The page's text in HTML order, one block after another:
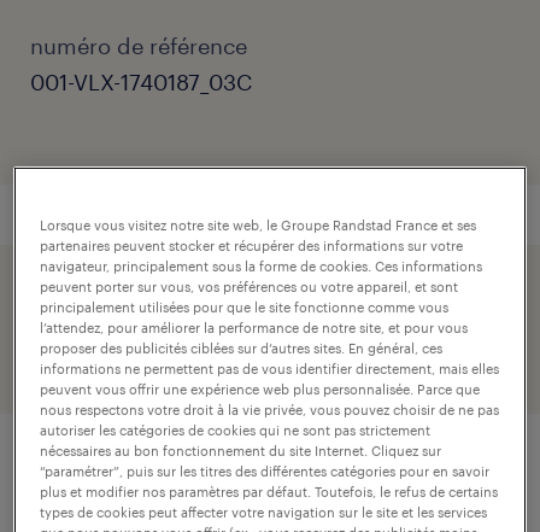
numéro de référence
001-VLX-1740187_03C
postuler simplement avec votre profil linkedin.
description.
Lorsque vous visitez notre site web, le Groupe Randstad France et ses
partenaires peuvent stocker et récupérer des informations sur votre
navigateur, principalement sous la forme de cookies. Ces informations
peuvent porter sur vous, vos préférences ou votre appareil, et sont
principalement utilisées pour que le site fonctionne comme vous
l’attendez, pour améliorer la performance de notre site, et pour vous
proposer des publicités ciblées sur d’autres sites. En général, ces
informations ne permettent pas de vous identifier directement, mais elles
peuvent vous offrir une expérience web plus personnalisée. Parce que
nous respectons votre droit à la vie privée, vous pouvez choisir de ne pas
autoriser les catégories de cookies qui ne sont pas strictement
nécessaires au bon fonctionnement du site Internet. Cliquez sur
“paramétrer”, puis sur les titres des différentes catégories pour en savoir
plus et modifier nos paramètres par défaut. Toutefois, le refus de certains
types de cookies peut affecter votre navigation sur le site et les services